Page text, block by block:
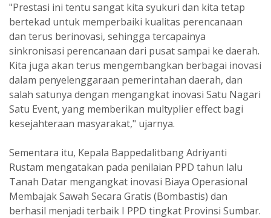
"Prestasi ini tentu sangat kita syukuri dan kita tetap
bertekad untuk memperbaiki kualitas perencanaan
dan terus berinovasi, sehingga tercapainya
sinkronisasi perencanaan dari pusat sampai ke daerah.
Kita juga akan terus mengembangkan berbagai inovasi
dalam penyelenggaraan pemerintahan daerah, dan
salah satunya dengan mengangkat inovasi Satu Nagari
Satu Event, yang memberikan multyplier effect bagi
kesejahteraan masyarakat," ujarnya.
Sementara itu, Kepala Bappedalitbang Adriyanti
Rustam mengatakan pada penilaian PPD tahun lalu
Tanah Datar mengangkat inovasi Biaya Operasional
Membajak Sawah Secara Gratis (Bombastis) dan
berhasil menjadi terbaik I PPD tingkat Provinsi Sumbar.